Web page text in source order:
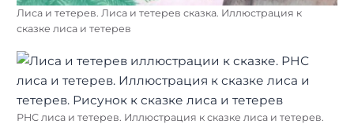
Лиса и тетерев. Лиса и тетерев сказка. Иллюстрация к
сказке лиса и тетерев
РНС лиса и тетерев. Иллюстрация к сказке лиса и тетерев.